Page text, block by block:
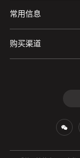
常用信息
购买渠道